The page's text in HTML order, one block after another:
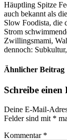
Häuptling Spitze
auch bekannt als
Slow Foodista, die
Strom
Zwillingsmami,
dennoch:
Ähnlicher Beitrag
Schreibe
Deine E-Mail-
Felder sind mit *
Kommentar *